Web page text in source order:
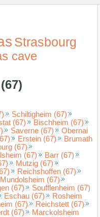
Strasbourg
cave
Schiltigheim (67)
(67)
Bischheim (67)
Saverne (67)
Obernai
Erstein (67)
Brumath
(67)
(67)
Barr (67)
Mutzig (67)
Reichshoffen (67)
Mundolsheim (67)
(67)
Soufflenheim (67)
Eschau (67)
Rosheim
(67)
Reichstett (67)
(67)
Marckolsheim